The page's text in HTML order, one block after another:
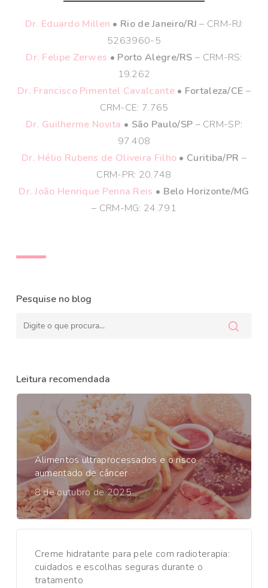
Dr. Eduardo Millen • Rio de Janeiro/RJ – CRM-RJ:
5263960-5
Dr. Felipe Zerwes • Porto Alegre/RS – CRM-RS:
19.262
Dr. Francisco Pimentel Cavalcante• Fortaleza/CE –
CRM-CE: 7.765
Dr. Guilherme Novita • São Paulo/SP – CRM-SP:
97.408
Dr. Hélio Rubens de Oliveira Filho • Curitiba/PR –
CRM-PR: 20.748
Dr. João Henrique Penna Reis • Belo Horizonte/MG
– CRM-MG: 24.791
Pesquise no blog
Leitura recomendada
Alimentos ultraprocessados e o risco
aumentado de câncer
8 de outubro de 2025
Creme hidratante para pele com radioterapia:
cuidados e escolhas seguras durante o
tratamento